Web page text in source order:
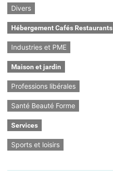
Divers
Hébergement Cafés Restaurants
Industries et PME
Maison et jardin
Professions libérales
Santé Beauté Forme
Services
Sports et loisirs